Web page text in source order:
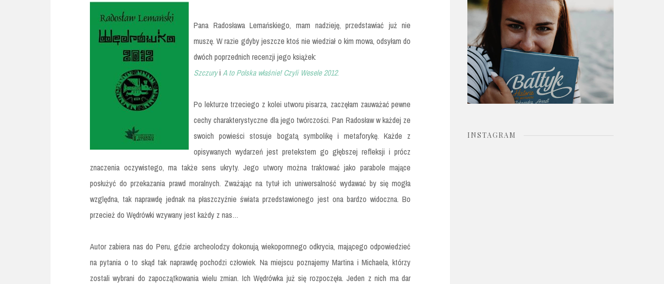
Pana Radosława Lemańskiego, mam nadzieję, przedstawiać już nie
muszę. W razie gdyby jeszcze ktoś nie wiedział o kim mowa, odsyłam do
dwóch poprzednich recenzji jego książek:
Szczuryi A to Polska właśnie! Czyli Wesele 2012.
Po lekturze trzeciego z kolei utworu pisarza, zaczęłam zauważać pewne
cechy charakterystyczne dla jego twórczości. Pan Radosław w każdej ze
swoich powieści stosuje bogatą symbolikę i metaforykę. Każde z
opisywanych wydarzeń jest pretekstem go głębszej refleksji i prócz
znaczenia oczywistego, ma także sens ukryty. Jego utwory można traktować jako parabole mające
posłużyć do przekazania prawd moralnych. Zważając na tytuł ich uniwersalność wydawać by się mogła
względna, tak naprawdę jednak na płaszczyźnie świata przedstawionego jest ona bardzo widoczna. Bo
przecież do Wędrówki wzywany jest każdy z nas…
Autor zabiera nas do Peru, gdzie archeolodzy dokonują wiekopomnego odkrycia, mającego odpowiedzieć
na pytania o to skąd tak naprawdę pochodzi człowiek. Na miejscu poznajemy Martina i Michaela, którzy
zostali wybrani do zapoczątkowania wielu zmian. Ich Wędrówka już się rozpoczęła. Jeden z nich ma dar
o
r
:
INSTAGRAM